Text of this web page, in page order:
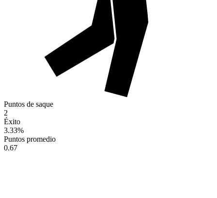
Puntos de saque
2
Éxito
3.33%
Puntos promedio
0.67